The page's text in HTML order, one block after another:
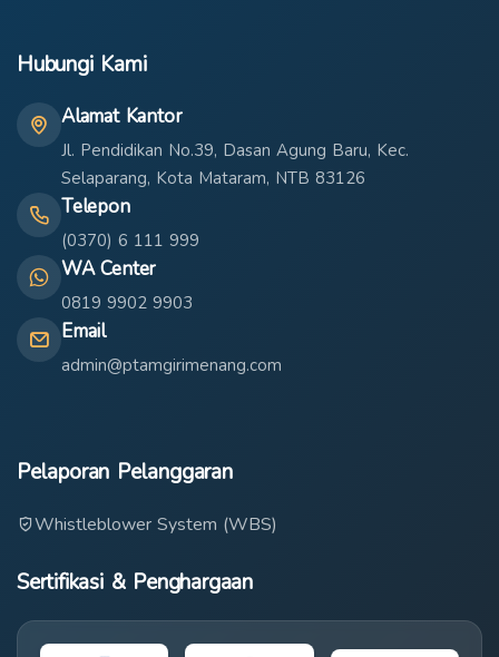
Hubungi Kami
Alamat Kantor
Jl. Pendidikan No.39, Dasan Agung Baru, Kec.
Selaparang, Kota Mataram, NTB 83126
Telepon
(0370) 6 111 999
WA Center
0819 9902 9903
Email
admin@ptamgirimenang.com
Pelaporan Pelanggaran
Whistleblower System (WBS)
Sertifikasi & Penghargaan